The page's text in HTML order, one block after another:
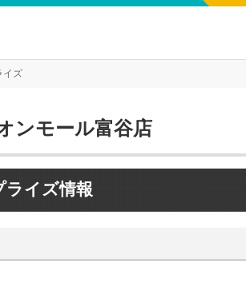
イズ
ンモール富谷店
ライズ情報